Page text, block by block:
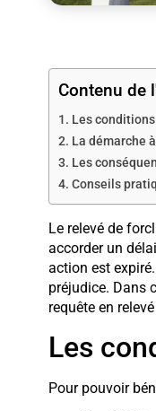
Contenu de
Les
La démarche
Les
Conseils
Le relevé de
accorder un
action est
préjudice. Dans
requête en
Les
Pour pouvoir